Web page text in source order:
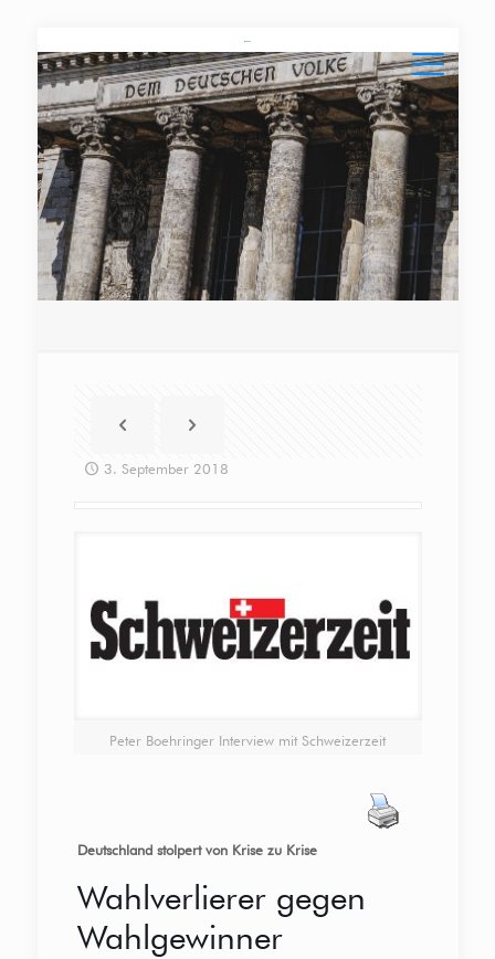
3. September 2018
Peter Boehringer Interview mit Schweizerzeit
Deutschland stolpert von Krise zu Krise
Wahlverlierer gegen
Wahlgewinner